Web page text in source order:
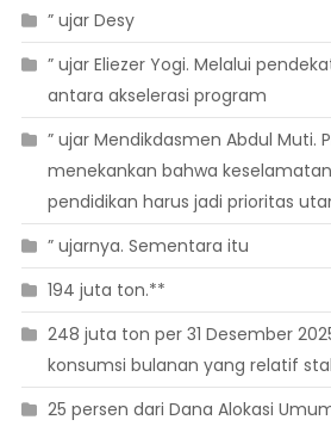
” ujar Desy
” ujar Eliezer Yogi. Melalui
antara akselerasi program
” ujar Mendikdasmen Abdul Muti.
menekankan bahwa
pendidikan harus jadi prioritas
” ujarnya. Sementara itu
194 juta ton.**
248 juta ton per 31 Desember
konsumsi bulanan yang relatif
25 persen dari Dana Alokasi